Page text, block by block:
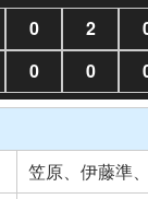
0 2
0 0
笠原、伊藤準